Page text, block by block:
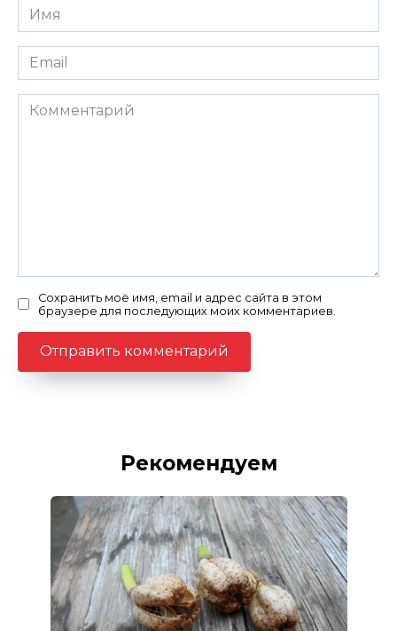
Имя
Email
Комментарий
Сохранить моё имя, email и адрес сайта в этом
браузере для последующих моих комментариев.
Рекомендуем